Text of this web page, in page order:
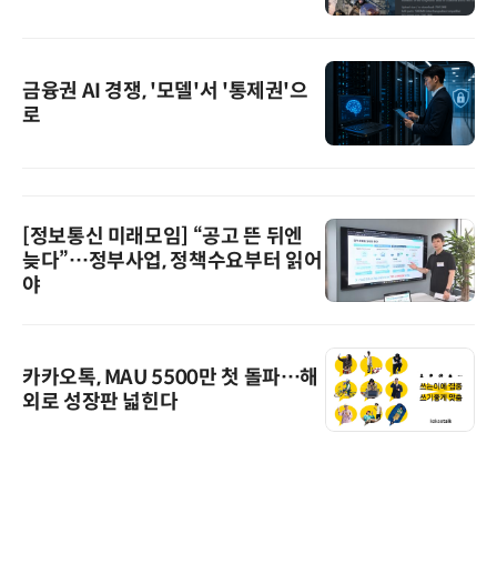
금융권 AI 경쟁, '모델'서 '통제권'으
로
[정보통신 미래모임] “공고 뜬 뒤엔
늦다”…정부사업, 정책수요부터 읽어
야
카카오톡, MAU 5500만 첫 돌파…해
외로 성장판 넓힌다